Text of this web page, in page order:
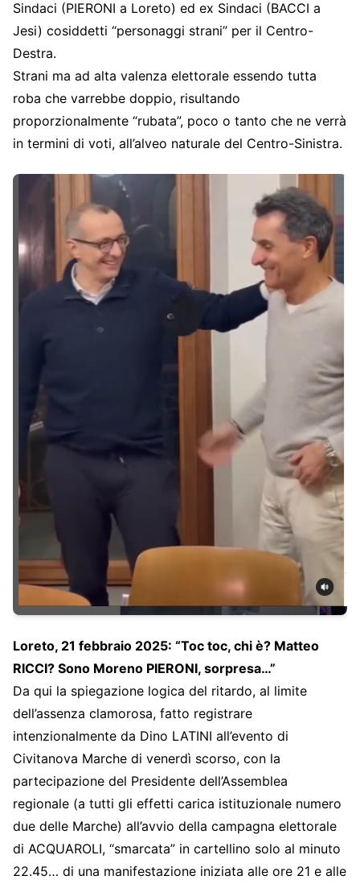
Sindaci (PIERONI a Loreto) ed ex Sindaci (BACCI a
Jesi) cosiddetti “personaggi strani” per il Centro-
Destra.
Strani ma ad alta valenza elettorale essendo tutta
roba che varrebbe doppio, risultando
proporzionalmente “rubata”, poco o tanto che ne verrà
in termini di voti, all’alveo naturale del Centro-Sinistra.
Loreto, 21 febbraio 2025: “Toc toc, chi è? Matteo
RICCI? Sono Moreno PIERONI, sorpresa…”
Da qui la spiegazione logica del ritardo, al limite
dell’assenza clamorosa, fatto registrare
intenzionalmente da Dino LATINI all’evento di
Civitanova Marche di venerdì scorso, con la
partecipazione del Presidente dell’Assemblea
regionale (a tutti gli effetti carica istituzionale numero
due delle Marche) all’avvio della campagna elettorale
di ACQUAROLI, “smarcata” in cartellino solo al minuto
22.45… di una manifestazione iniziata alle ore 21 e alle